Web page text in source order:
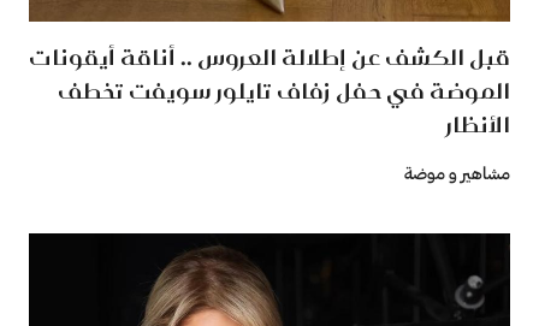
قبل الكشف عن إطلالة العروس .. أناقة أيقونات
الموضة في حفل زفاف تايلور سويفت تخطف
الأنظار
مشاهير و موضة